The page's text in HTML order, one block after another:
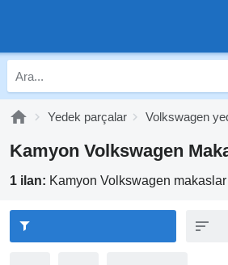
Yedek parçalar Volkswagen
Kamyon Volkswagen
1 ilan: Kamyon Volkswagen makaslar